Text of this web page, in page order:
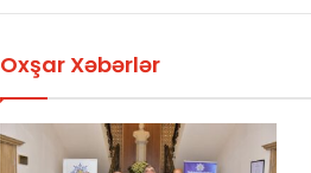
Oxşar Xəbərlər